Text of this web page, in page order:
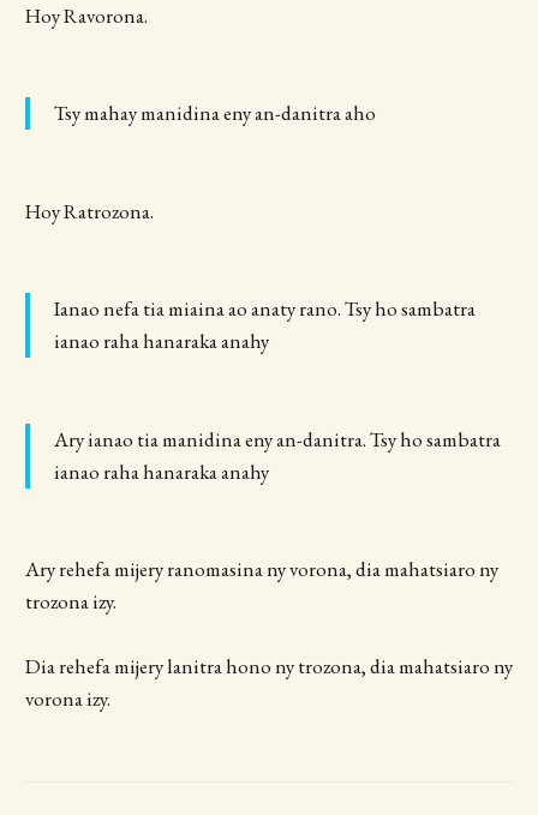
Hoy Ravorona.
Tsy mahay manidina eny an-danitra aho
Hoy Ratrozona.
Ianao nefa tia miaina ao anaty rano. Tsy ho sambatra
ianao raha hanaraka anahy
Ary ianao tia manidina eny an-danitra. Tsy ho sambatra
ianao raha hanaraka anahy
Ary rehefa mijery ranomasina ny vorona, dia mahatsiaro ny
trozona izy.
Dia rehefa mijery lanitra hono ny trozona, dia mahatsiaro ny
vorona izy.